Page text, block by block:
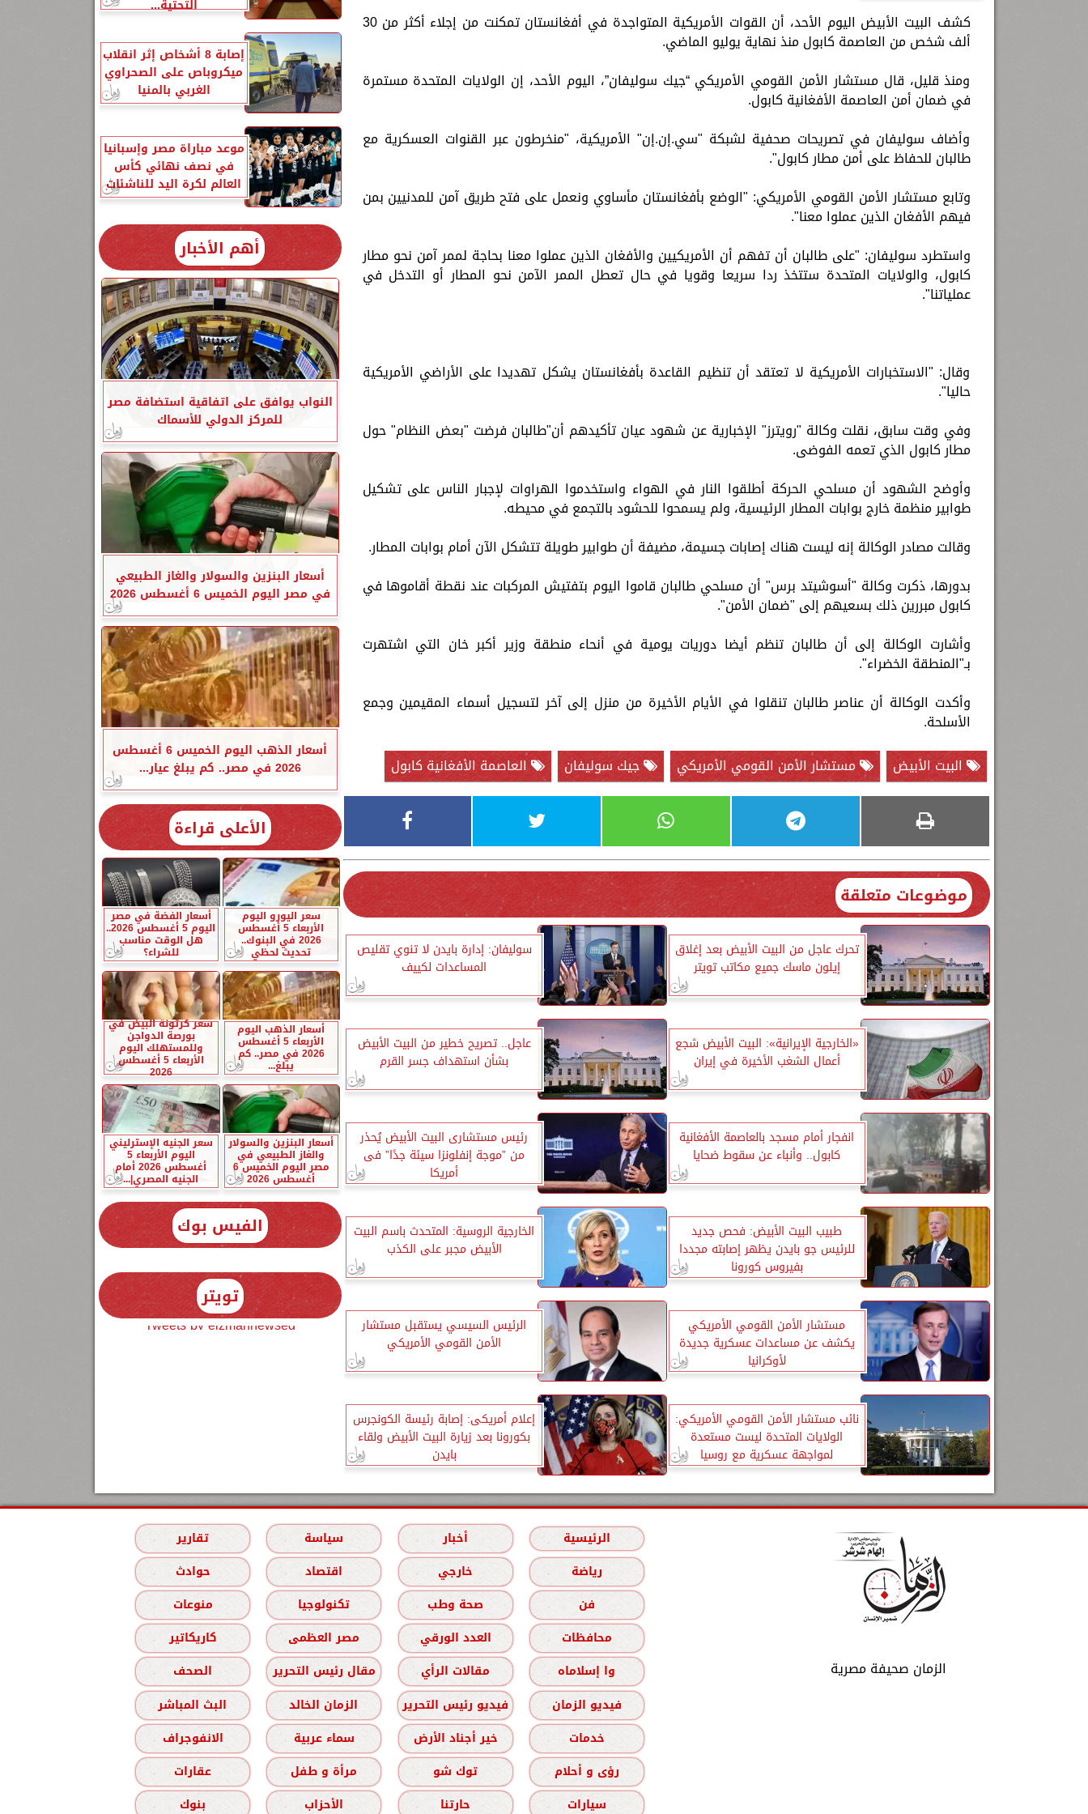
كشف البيت الأبيض اليوم الأحد، أن القوات الأمريكية المتواجدة في أفغانستان تمكنت من إجلاء أكثر من 30
ألف شخص من العاصمة كابول منذ نهاية يوليو الماضي.
ومنذ قليل، قال مستشار الأمن القومي الأمريكي “جيك سوليفان”، اليوم الأحد، إن الولايات المتحدة مستمرة
في ضمان أمن العاصمة الأفغانية كابول.
وأضاف سوليفان في تصريحات صحفية لشبكة "سي.إن.إن" الأمريكية، "منخرطون عبر القنوات العسكرية مع
طالبان للحفاظ على أمن مطار كابول".
وتابع مستشار الأمن القومي الأمريكي: "الوضع بأفغانستان مأساوي ونعمل على فتح طريق آمن للمدنيين بمن
فيهم الأفغان الذين عملوا معنا".
واستطرد سوليفان: "على طالبان أن تفهم أن الأمريكيين والأفغان الذين عملوا معنا بحاجة لممر آمن نحو مطار
كابول، والولايات المتحدة ستتخذ ردا سريعا وقويا في حال تعطل الممر الآمن نحو المطار أو التدخل في
عملياتنا".
وقال: "الاستخبارات الأمريكية لا تعتقد أن تنظيم القاعدة بأفغانستان يشكل تهديدا على الأراضي الأمريكية
حاليا".
وفي وقت سابق، نقلت وكالة "رويترز" الإخبارية عن شهود عيان تأكيدهم أن"طالبان فرضت "بعض النظام" حول
مطار كابول الذي تعمه الفوضى.
وأوضح الشهود أن مسلحي الحركة أطلقوا النار في الهواء واستخدموا الهراوات لإجبار الناس على تشكيل
طوابير منظمة خارج بوابات المطار الرئيسية، ولم يسمحوا للحشود بالتجمع في محيطه.
وقالت مصادر الوكالة إنه ليست هناك إصابات جسيمة، مضيفة أن طوابير طويلة تتشكل الآن أمام بوابات المطار.
بدورها، ذكرت وكالة "أسوشيتد برس" أن مسلحي طالبان قاموا اليوم بتفتيش المركبات عند نقطة أقاموها في
كابول مبررين ذلك بسعيهم إلى "ضمان الأمن".
وأشارت الوكالة إلى أن طالبان تنظم أيضا دوريات يومية في أنحاء منطقة وزير أكبر خان التي اشتهرت
بـ"المنطقة الخضراء".
وأكدت الوكالة أن عناصر طالبان تنقلوا في الأيام الأخيرة من منزل إلى آخر لتسجيل أسماء المقيمين وجمع
الأسلحة.
البيت الأبيض
مستشار الأمن القومي الأمريكي جيك سوليفان العاصمة الأفغانية كابول
موضوعات متعلقة
تحرك عاجل من البيت الأبيض بعد إغلاق
إيلون ماسك جميع مكاتب تويتر
سوليفان: إدارة بايدن لا تنوي تقليص
المساعدات لكييف
«الخارجية الإيرانية»: البيت الأبيض شجع
أعمال الشغب الأخيرة في إيران
عاجل.. تصريح خطير من البيت الأبيض
بشأن استهداف جسر القرم
انفجار أمام مسجد بالعاصمة الأفغانية
كابول.. وأنباء عن سقوط ضحايا
رئيس مستشارى البيت الأبيض يُحذر
من ”موجة إنفلونزا سيئة جدًا” فى
أمريكا
طبيب البيت الأبيض: فحص جديد
للرئيس جو بايدن يظهر إصابته مجددا
بفيروس كورونا
الخارجية الروسية: المتحدث باسم البيت
الأبيض مجبر على الكذب
مستشار الأمن القومي الأمريكي
يكشف عن مساعدات عسكرية جديدة
لأوكرانيا
الرئيس السيسي يستقبل مستشار
الأمن القومي الأمريكي
نائب مستشار الأمن القومي الأمريكي:
الولايات المتحدة ليست مستعدة
لمواجهة عسكرية مع روسيا
إعلام أمريكى: إصابة رئيسة الكونجرس
بكورونا بعد زيارة البيت الأبيض ولقاء
بايدن
التحتية...
إصابة 8 أشخاص إثر انقلاب
ميكروباص على الصحراوي
الغربي بالمنيا
موعد مباراة مصر وإسبانيا
في نصف نهائي كأس
العالم لكرة اليد للناشئات
أهم الأخبار
النواب يوافق على اتفاقية استضافة مصر
للمركز الدولي للأسماك
أسعار البنزين والسولار والغاز الطبيعي
في مصر اليوم الخميس 6 أغسطس 2026
أسعار الذهب اليوم الخميس 6 أغسطس
2026 في مصر.. كم يبلغ عيار...
الأعلى قراءة
سعر اليورو اليوم
الأربعاء 5 أغسطس
2026 في البنوك..
تحديث لحظي
أسعار الفضة في مصر
اليوم 5 أغسطس 2026..
هل الوقت مناسب
للشراء؟
أسعار الذهب اليوم
الأربعاء 5 أغسطس
2026 في مصر.. كم
يبلغ...
سعر كرتونة البيض في
بورصة الدواجن
وللمستهلك اليوم
الأربعاء 5 أغسطس
2026
أسعار البنزين والسولار
والغاز الطبيعي في
مصر اليوم الخميس 6
أغسطس 2026
سعر الجنيه الإسترليني
اليوم الأربعاء 5
أغسطس 2026 أمام
الجنيه المصري|...
الفيس بوك
تويتر
Tweets by elzmannewseg
الزمان صحيفة مصرية
الرئيسية أخبار سياسة
تقارير
رياضة
خارجي اقتصاد
حوادث
فن
صحة وطب تكنولوجيا
منوعات
محافظات
العدد الورقي مصر العظمى
كاريكاتير
وا إسلاماه
مقالات الرأي مقال رئيس التحرير
الصحف
فيديو الزمان
فيديو رئيس التحرير الزمان الخالد
البث المباشر
خدمات
خير أجناد الأرض سماء عربية
الانفوجراف
رؤى و أحلام
توك شو مرأة و طفل
عقارات
سيارات
حارتنا الأحزاب بنوك